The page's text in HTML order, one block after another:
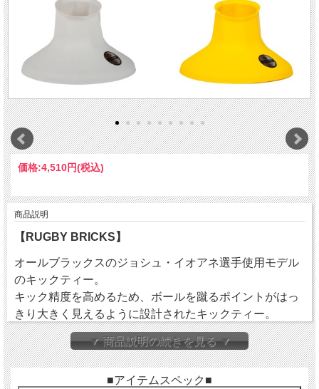
価格:4,510円(税込)
商品説明
【RUGBY BRICKS】
オールブラックスのジョシュ・イオアネ選手使用モデル
のキックティー。
キック精度を高めるため、ボールを蹴るポイントがはっ
きり大きく見えるように設計されたキックティー。
あらゆる角度からボールを蹴りたいキッカーにとって理
想的な高さとなっています。
キッカーは25度から75度にボールを配置することができ
▼ 商品説明の続きを見る ▼
■アイテムスペック■